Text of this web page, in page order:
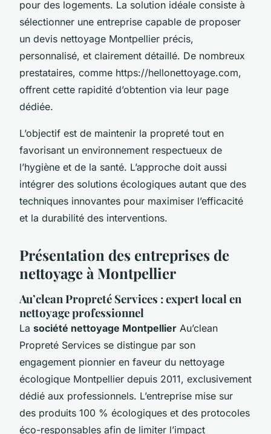
pour des logements. La solution idéale consiste à
sélectionner une entreprise capable de proposer
un devis nettoyage Montpellier précis,
personnalisé, et clairement détaillé. De nombreux
prestataires, comme https://hellonettoyage.com,
offrent cette rapidité d’obtention via leur page
dédiée.
L’objectif est de maintenir la propreté tout en
favorisant un environnement respectueux de
l’hygiène et de la santé. L’approche doit aussi
intégrer des solutions écologiques autant que des
techniques innovantes pour maximiser l’efficacité
et la durabilité des interventions.
Présentation des entreprises de
nettoyage à Montpellier
Au’clean Propreté Services : expert local en
nettoyage professionnel
La société nettoyage Montpellier Au’clean
Propreté Services se distingue par son
engagement pionnier en faveur du nettoyage
écologique Montpellier depuis 2011, exclusivement
dédié aux professionnels. L’entreprise mise sur
des produits 100 % écologiques et des protocoles
éco-responsables afin de limiter l’impact